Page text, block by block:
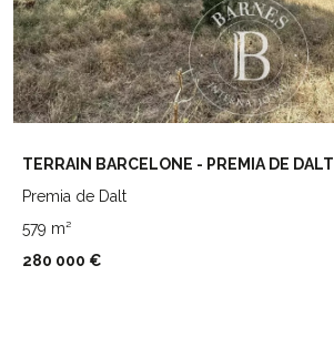
TERRAIN BARCELONE - PREMIA DE DALT
Premia de Dalt
579 m²
280 000 €